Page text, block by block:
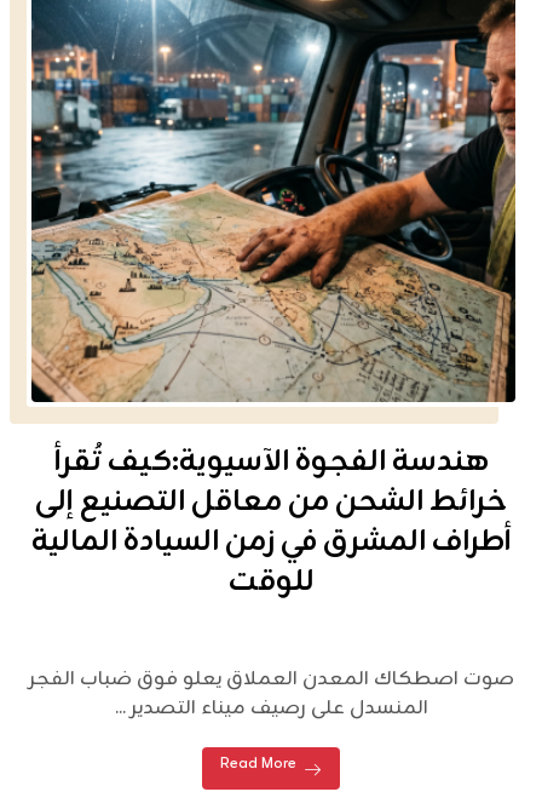
هندسة الفجوة الآسيوية:كيف تُقرأ
خرائط الشحن من معاقل التصنيع إلى
أطراف المشرق في زمن السيادة المالية
للوقت
صوت اصطكاك المعدن العملاق يعلو فوق ضباب الفجر
المنسدل على رصيف ميناء التصدير ...
Read More